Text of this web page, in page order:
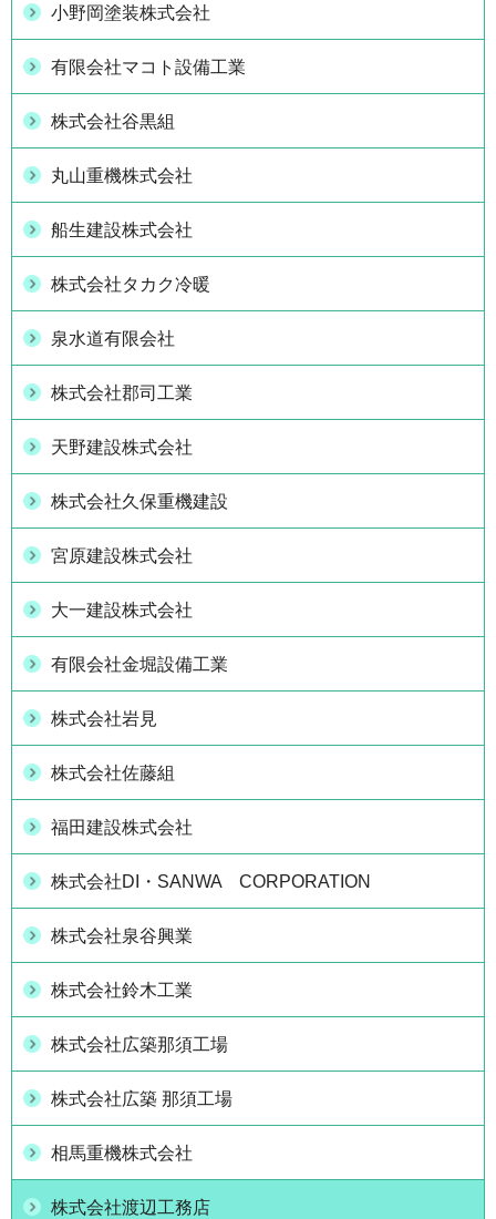
小野岡塗装株式会社
有限会社マコト設備工業
株式会社谷黒組
丸山重機株式会社
船生建設株式会社
株式会社タカク冷暖
泉水道有限会社
株式会社郡司工業
天野建設株式会社
株式会社久保重機建設
宮原建設株式会社
大一建設株式会社
有限会社金堀設備工業
株式会社岩見
株式会社佐藤組
福田建設株式会社
株式会社DI・SANWA CORPORATION
株式会社泉谷興業
株式会社鈴木工業
株式会社広築那須工場
株式会社広築 那須工場
相馬重機株式会社
株式会社渡辺工務店